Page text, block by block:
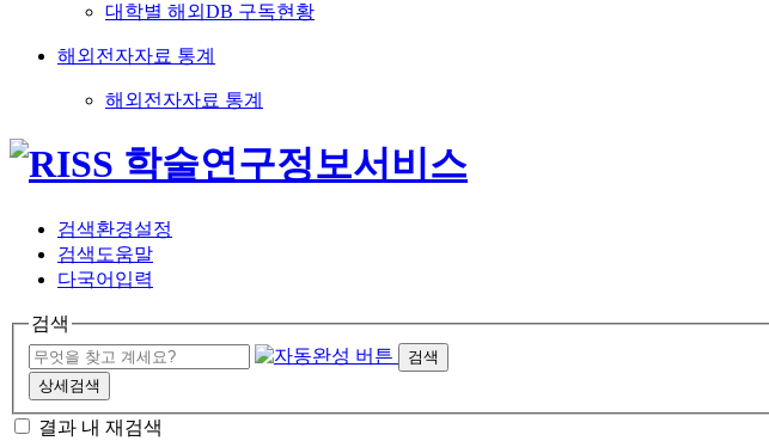
대학별 해외DB 구독현황
해외전자자료 통계
해외전자자료 통계
검색환경설정
검색도움말
다국어입력
검색
검색
상세검색
결과 내 재검색